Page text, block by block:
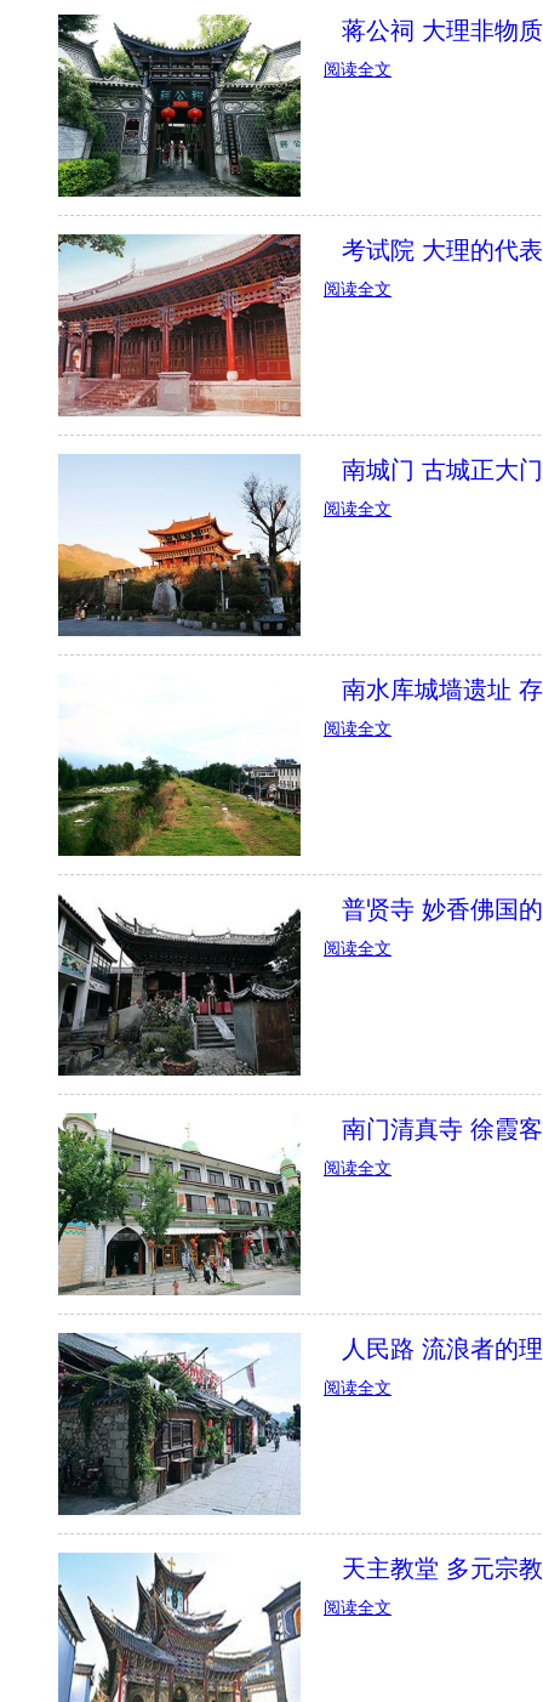
蒋公祠 大理非物
阅读全文
考试院 大理的代
阅读全文
南城门 古城正大
阅读全文
南水库城墙遗址
阅读全文
普贤寺 妙香佛国
阅读全文
南门清真寺 徐霞
阅读全文
人民路 流浪者的
阅读全文
天主教堂 多元宗
阅读全文